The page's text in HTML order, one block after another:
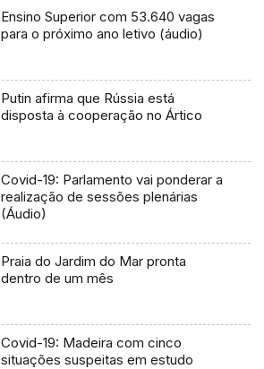
Ensino Superior com 53.640 vagas
para o próximo ano letivo (áudio)
Putin afirma que Rússia está
disposta à cooperação no Ártico
Covid-19: Parlamento vai ponderar a
realização de sessões plenárias
(Áudio)
Praia do Jardim do Mar pronta
dentro de um mês
Covid-19: Madeira com cinco
situações suspeitas em estudo